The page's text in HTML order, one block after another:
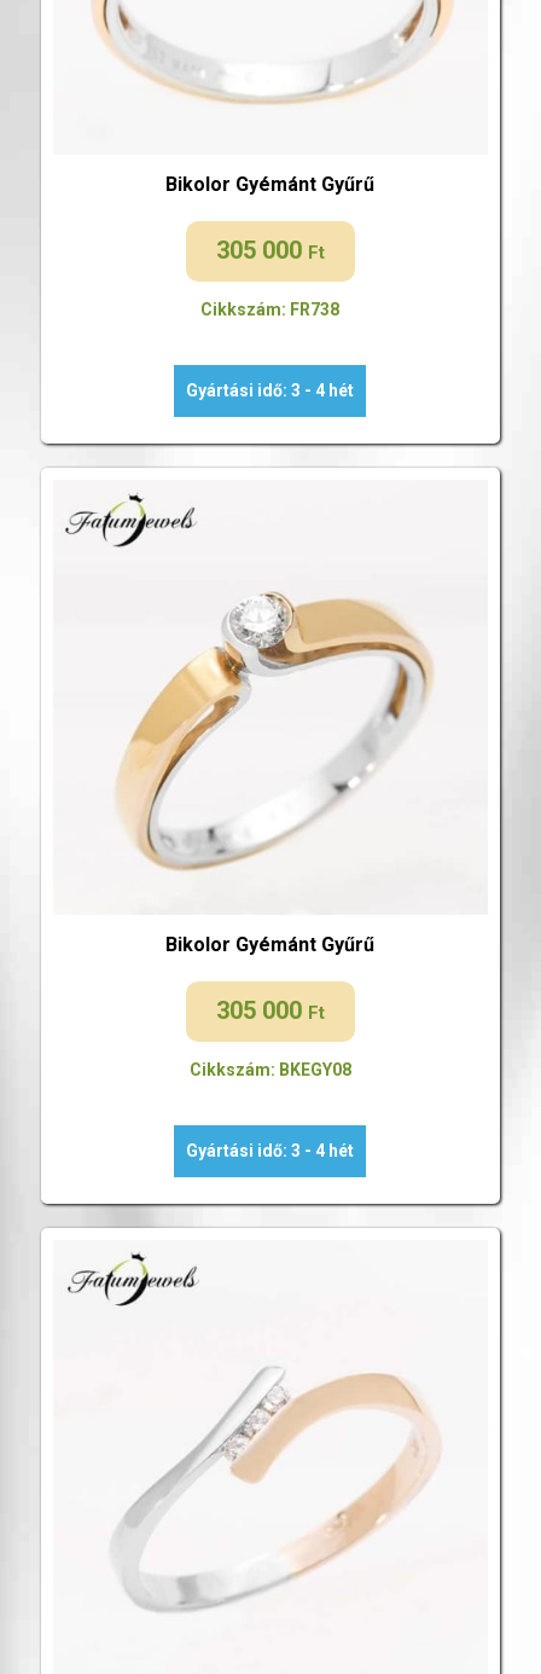
Bikolor Gyémánt Gyűrű
305 000 Ft
Cikkszám: FR738
Gyártási idő: 3 - 4 hét
Bikolor Gyémánt Gyűrű
305 000 Ft
Cikkszám: BKEGY08
Gyártási idő: 3 - 4 hét